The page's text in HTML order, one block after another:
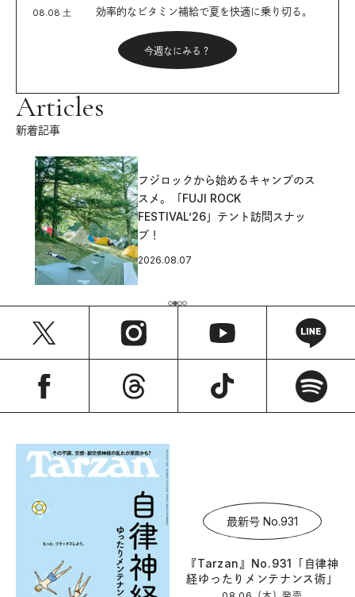
08.08 土 効率的なビタミン補給で夏を快適に乗り切る。
今週なにみる？
Articles
新着記事
フジロックから始めるキャンプのス
スメ。「FUJI ROCK
FESTIVAL’26」テント訪問スナッ
プ！
2026.08.07
最新号 No.931
『Tarzan』No.931「自律神
経ゆったりメンテナンス術」